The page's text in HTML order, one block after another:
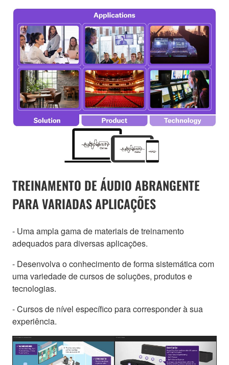
TREINAMENTO DE ÁUDIO ABRANGENTE
PARA VARIADAS APLICAÇÕES
- Uma ampla gama de materiais de treinamento
adequados para diversas aplicações.
- Desenvolva o conhecimento de forma sistemática com
uma variedade de cursos de soluções, produtos e
tecnologias.
- Cursos de nível específico para corresponder à sua
experiência.